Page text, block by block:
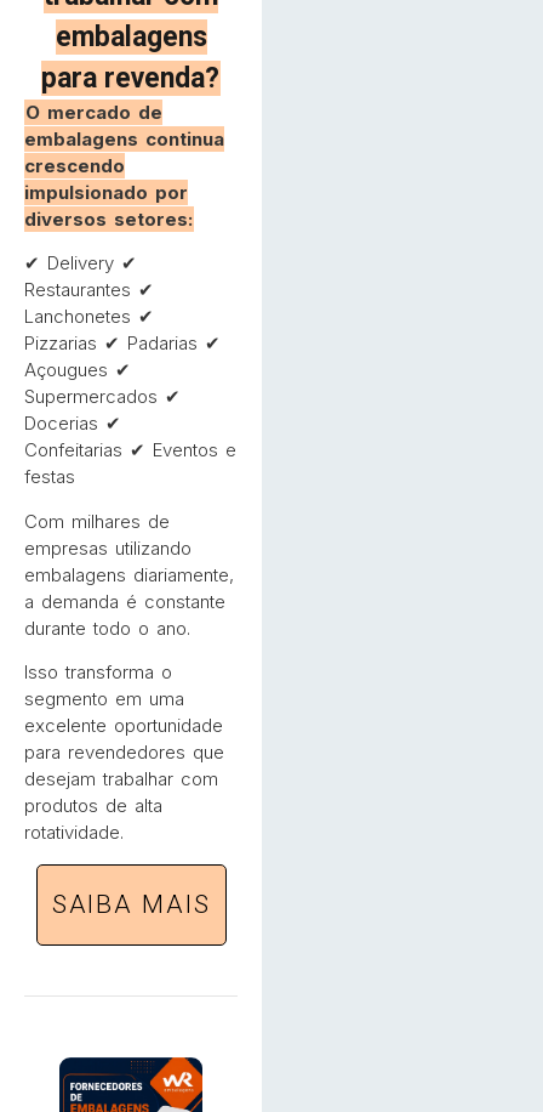
embalagens
para revenda?
O mercado de
embalagens continua
crescendo
impulsionado por
diversos setores:
✔ Delivery ✔
Restaurantes ✔
Lanchonetes ✔
Pizzarias ✔ Padarias ✔
Açougues ✔
Supermercados ✔
Docerias ✔
Confeitarias ✔ Eventos e
festas
Com milhares de
empresas utilizando
embalagens diariamente,
a demanda é constante
durante todo o ano.
Isso transforma o
segmento em uma
excelente oportunidade
para revendedores que
desejam trabalhar com
produtos de alta
rotatividade.
SAIBA MAIS